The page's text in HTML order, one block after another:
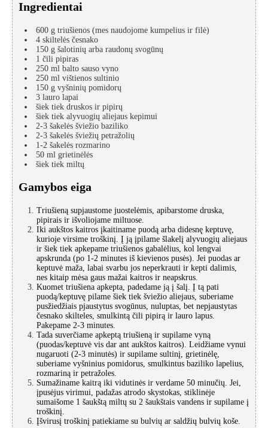
Ingredientai
600 g triušienos (mes naudojome kumpelius ir filė)
4 skiltelės česnako
150 g šalotinių arba raudonų svogūnų
1 čili pipiras
250 ml balto sauso vyno
250 ml vištienos sultinio
150 g vyšninių pomidorų
3 lauro lapai
šiek tiek druskos ir pipirų
šiek tiek alyvuogių aliejaus kepimui
2-3 šakelės šviežio baziliko
2-3 šakelės šviežių petražolių
1-2 šakelės rozmarino
50 ml grietinėlės
šiek tiek miltų
Gamybos eiga
Triušieną supjaustome juostelėmis, apibarstome druska,
pipirais ir išvoliojame miltuose.
Iki aukštos kaitros įkaitiname puodą arba didesnę keptuvę,
kurioje virsime troškinį. Į ją įpilame šlakelį alyvuogių aliejaus
ir šiek tiek apkepame triušienos gabalėlius, kol lengvai
apskrunda (po 1-2 minutes iš kievienos pusės). Jei puodas ar
keptuvė maža, labai svarbu jos neperkrauti ir kepti dalimis,
nes kitaip mėsa gaus mažai kaitros ir neapskrus.
Kuomet triušiena apkepta, padedame ją į šalį. Į tą pati
puodą/keptuvę pilame šiek tiek šviežio aliejaus, suberiame
pusžiedžiais pjaustytus svogūnus, nuluptas, bet nepjaustytas
česnako skilteles, smulkintą čili pipirą ir lauro lapus.
Pakepame 2-3 minutes.
Tada suverčiame apkeptą triušieną ir supilame vyną
(puodas/keptuvė vis dar ant aukštos kaitros). Leidžiame vynui
nugaruoti (2-3 minutės) ir supilame sultinį, grietinėlę,
suberiame vyšninius pomidorus, smulkintus baziliko lapelius,
rozmariną ir petražoles.
Sumažiname kaitrą iki vidutinės ir verdame 50 minučių. Jei,
įpusėjus virimui, padažas atrodo skystokas, stiklinėje
sumaišome 1 šaukštą miltų su 2 šaukštais vandens ir supilame į
troškinį.
Įšvirusį troškinį patiekiame su bulvių ar saldžių bulvių koše.